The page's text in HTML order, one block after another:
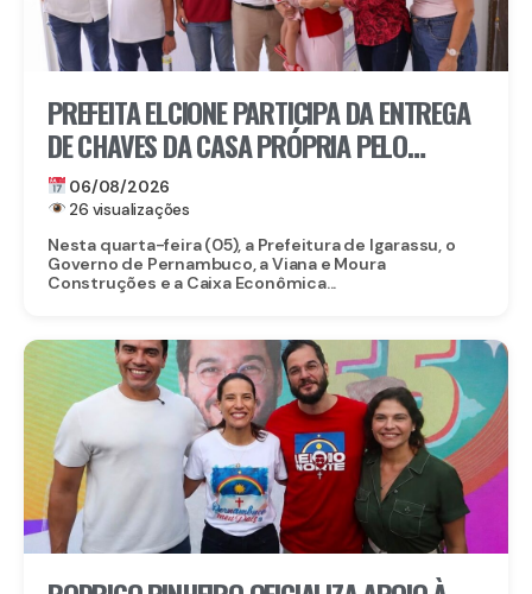
PREFEITA ELCIONE PARTICIPA DA ENTREGA
DE CHAVES DA CASA PRÓPRIA PELO
PROGRAMA MORAR BEM PE
06/08/2026
26 visualizações
Nesta quarta-feira (05), a Prefeitura de Igarassu, o
Governo de Pernambuco, a Viana e Moura
Construções e a Caixa Econômica...